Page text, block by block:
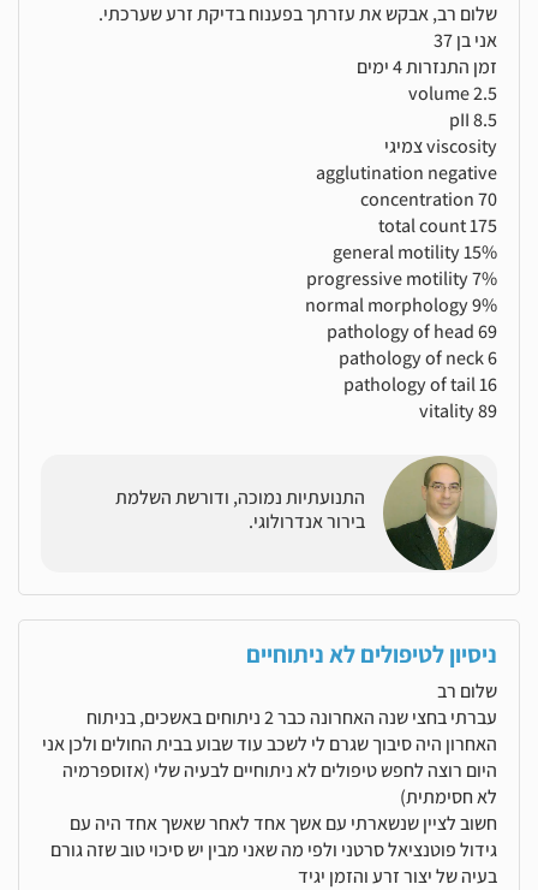
שלום רב, אבקש את עזרתך בפענוח בדיקת זרע שערכתי.
אני בן 37
זמן התנזרות 4 ימים
volume 2.5
pII 8.5
viscosity צמיגי
agglutination negative
concentration 70
total count 175
general motility 15%
progressive motility 7%
normal morphology 9%
pathology of head 69
pathology of neck 6
pathology of tail 16
vitality 89
התנועתיות נמוכה, ודורשת השלמת
בירור אנדרולוגי.
ניסיון לטיפולים לא ניתוחיים
שלום רב
עברתי בחצי שנה האחרונה כבר 2 ניתוחים באשכים, בניתוח
האחרון היה סיבוך שגרם לי לשכב עוד שבוע בבית החולים ולכן אני
היום רוצה לחפש טיפולים לא ניתוחיים לבעיה שלי (אזוספרמיה
לא חסימתית)
חשוב לציין שנשארתי עם אשך אחד לאחר שאשך אחד היה עם
גידול פוטנציאל סרטני ולפי מה שאני מבין יש סיכוי טוב שזה גורם
בעיה של יצור זרע והזמן יגיד